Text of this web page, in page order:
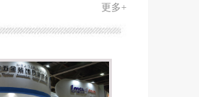
更多+